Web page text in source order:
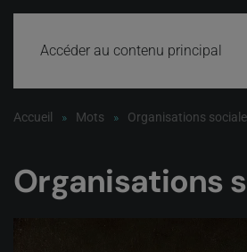
Accéder au contenu principal
Accueil Mots Organisations
Organisations